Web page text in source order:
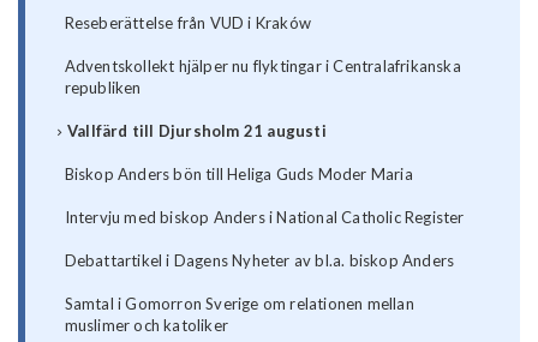
Reseberättelse från VUD i Kraków
Adventskollekt hjälper nu flyktingar i Centralafrikanska
republiken
Vallfärd till Djursholm 21 augusti
Biskop Anders bön till Heliga Guds Moder Maria
Intervju med biskop Anders i National Catholic Register
Debattartikel i Dagens Nyheter av bl.a. biskop Anders
Samtal i Gomorron Sverige om relationen mellan
muslimer och katoliker